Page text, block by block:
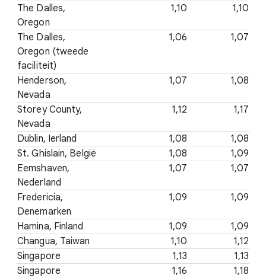
The Dalles,
Oregon
1,10 1,10
The Dalles,
Oregon (tweede
faciliteit)
1,06 1,07
Henderson,
Nevada
1,07 1,08
Storey County,
Nevada
1,12 1,17
Dublin, Ierland 1,08
1,08
St. Ghislain, België
1,08
1,09
Eemshaven,
Nederland
1,07 1,07
Fredericia,
Denemarken
1,09 1,09
Hamina, Finland 1,09
1,09
Changua, Taiwan
1,10
1,12
Singapore
1,13
1,13
Singapore
1,16 1,18